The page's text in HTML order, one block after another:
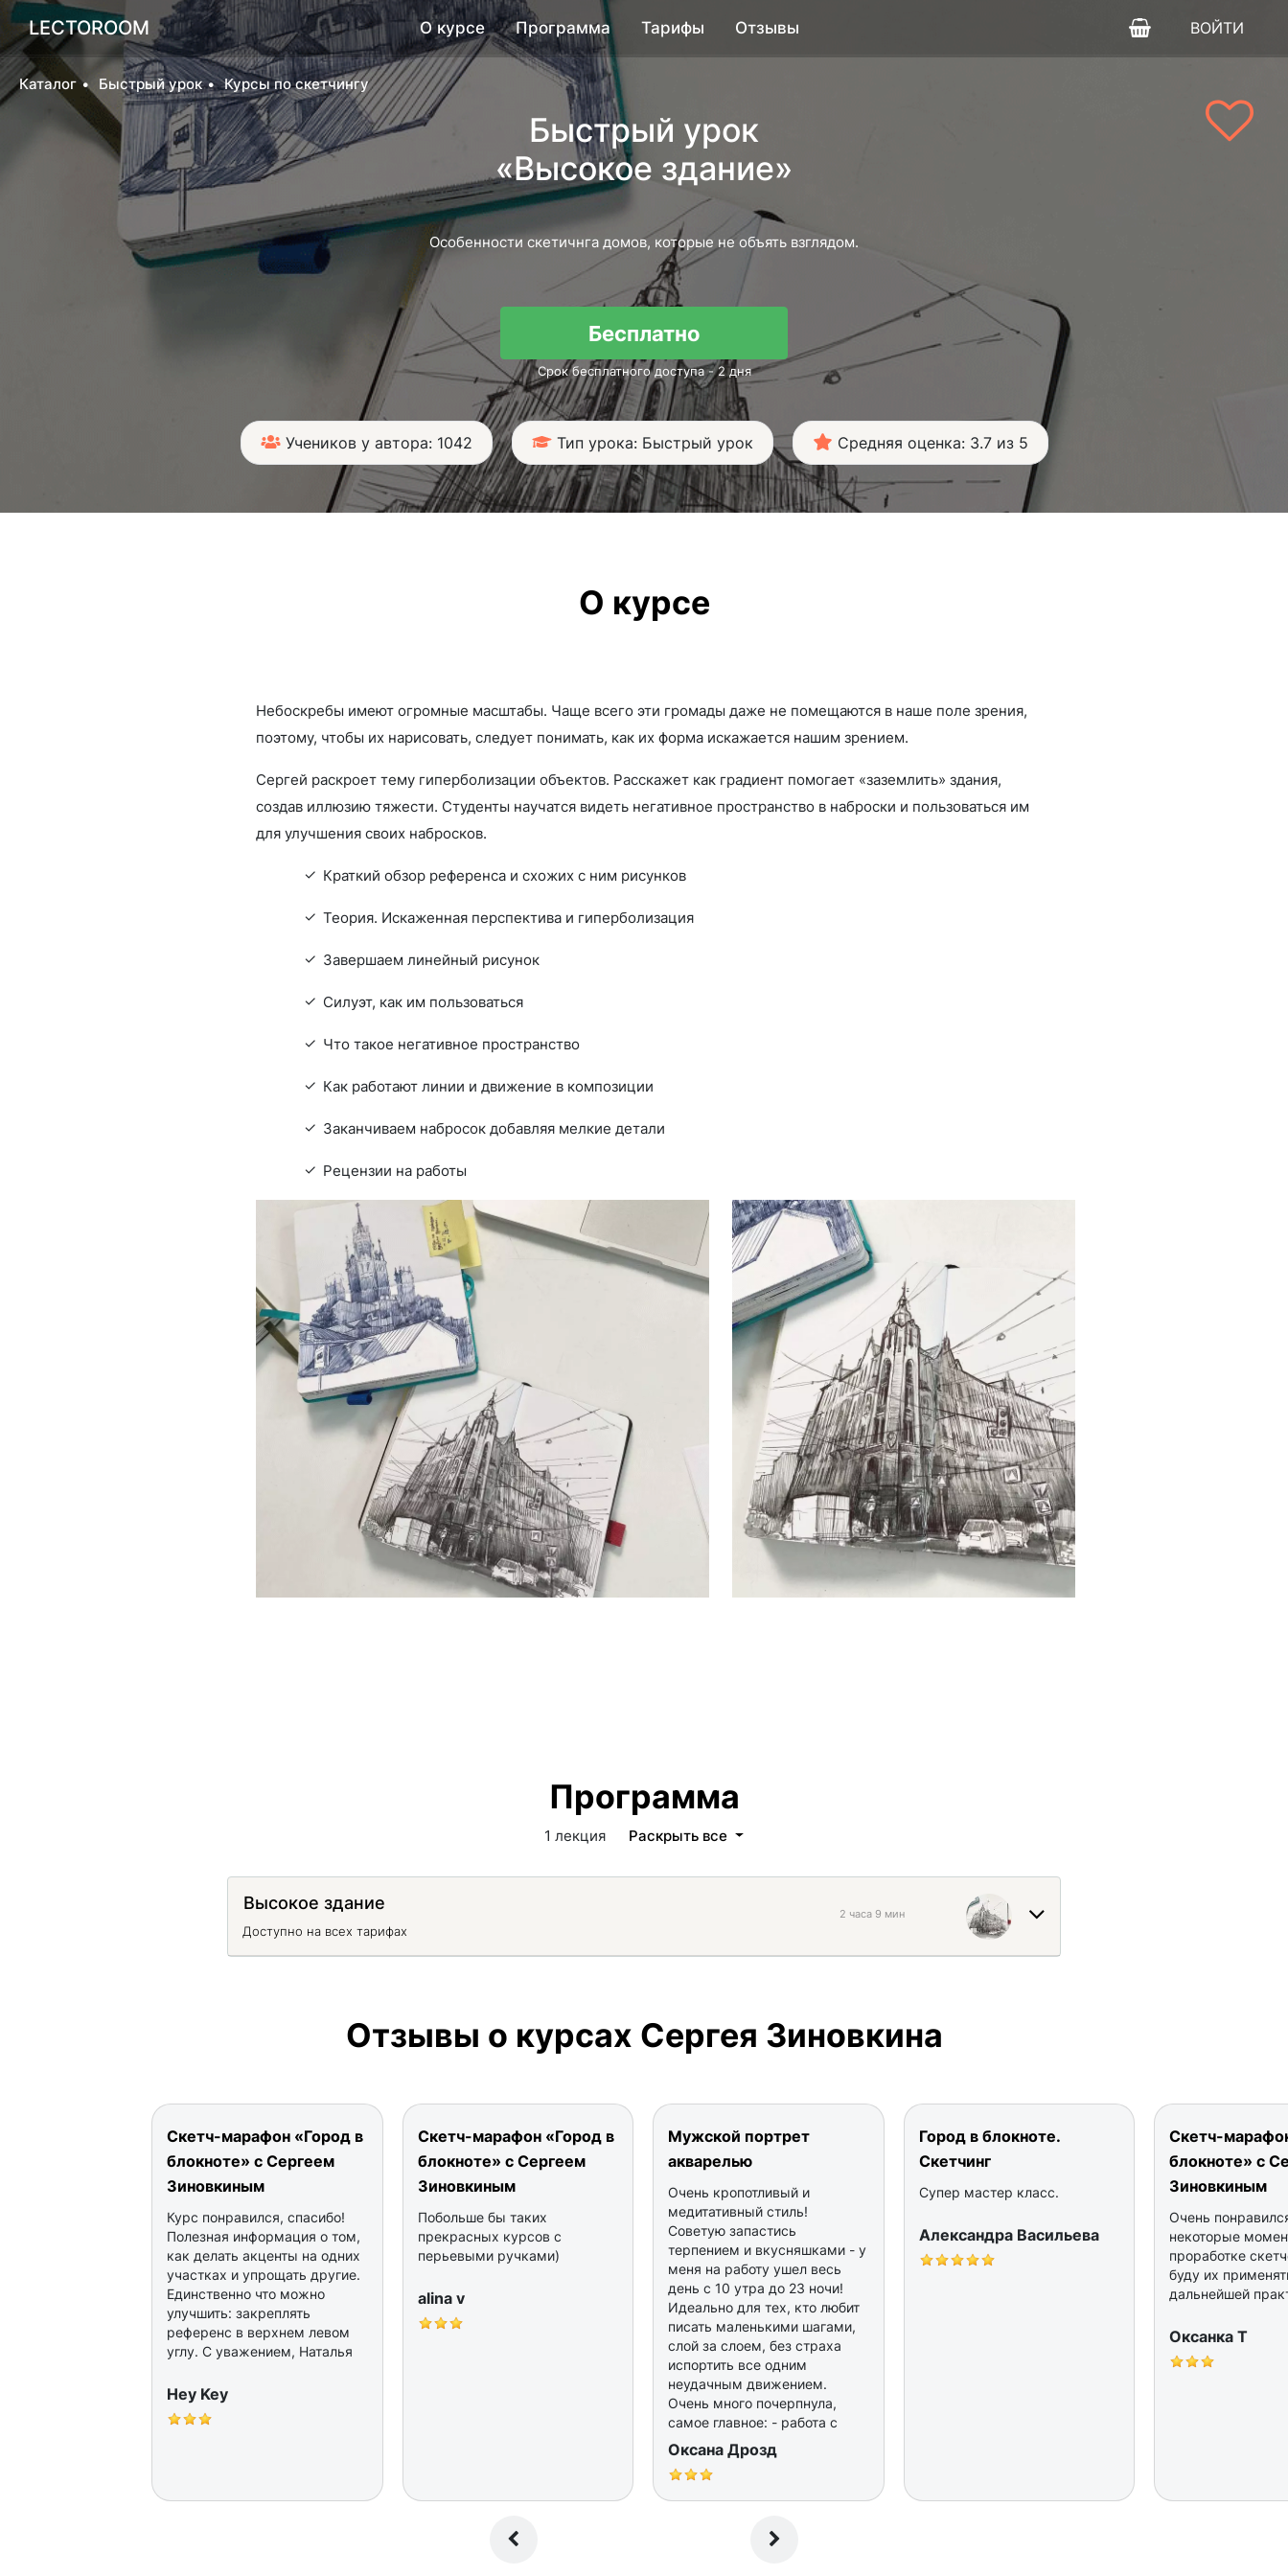
LECTOROOM О курсе Программа Тарифы Отзывы ВОЙТИ
Каталог Быстрый урок Курсы по скетчингу
Быстрый урок
«Высокое здание»
Особенности скетичнга домов, которые не объять взглядом.
Бесплатно
Срок бесплатного доступа - 2 дня
Учеников у автора: 1042 Тип урока: Быстрый урок Средняя оценка: 3.7 из 5
О курсе
Небоскребы имеют огромные масштабы. Чаще всего эти громады даже не помещаются в наше поле зрения,
поэтому, чтобы их нарисовать, следует понимать, как их форма искажается нашим зрением.
Сергей раскроет тему гиперболизации объектов. Расскажет как градиент помогает «заземлить» здания,
создав иллюзию тяжести. Студенты научатся видеть негативное пространство в наброски и пользоваться им
для улучшения своих набросков.
Краткий обзор референса и схожих с ним рисунков
Теория. Искаженная перспектива и гиперболизация
Завершаем линейный рисунок
Силуэт, как им пользоваться
Что такое негативное пространство
Как работают линии и движение в композиции
Заканчиваем набросок добавляя мелкие детали
Рецензии на работы
Программа
1 лекция Раскрыть все
Высокое здание
Доступно на всех тарифах
2 часа 9 мин
Отзывы о курсах Сергея Зиновкина
Скетч-марафон «Город в
блокноте» с Сергеем
Зиновкиным
Курс понравился, спасибо!
Полезная информация о том,
как делать акценты на одних
участках и упрощать другие.
Единственно что можно
улучшить: закреплять
референс в верхнем левом
углу. С уважением, Наталья
Hey Key
Скетч-марафон «Город в
блокноте» с Сергеем
Зиновкиным
Побольше бы таких
прекрасных курсов с
перьевыми ручками)
alina v
Мужской портрет
акварелью
Очень кропотливый и
медитативный стиль!
Советую запастись
терпением и вкусняшками - у
меня на работу ушел весь
день с 10 утра до 23 ночи!
Идеально для тех, кто любит
писать маленькими шагами,
слой за слоем, без страха
испортить все одним
неудачным движением.
Очень много почерпнула,
самое главное: - работа с
полупрозрачными
лессировками. Вечно я порчу
глаза и лицо, заливая
неудачный тон сразу. - еще
теории по портрету и акцент
Оксана Дрозд
Город в блокноте.
Скетчинг
Супер мастер класс.
Александра Васильева
Скетч-
блокноте» с
Зиновкиным
Очень
некоторые
проработке
буду их
дальнейшей
Оксанка Т